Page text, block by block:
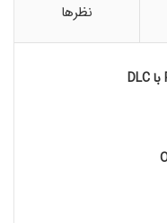
نظرها